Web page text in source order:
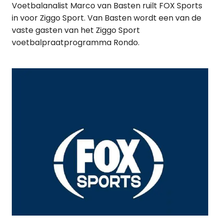
Voetbalanalist Marco van Basten ruilt FOX Sports
in voor Ziggo Sport. Van Basten wordt een van de
vaste gasten van het Ziggo Sport
voetbalpraatprogramma Rondo.